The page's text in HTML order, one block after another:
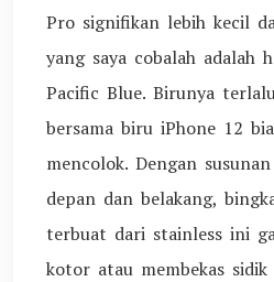
Pro signifikan lebih kecil
yang saya cobalah adalah
Pacific Blue. Birunya
bersama biru iPhone 12
mencolok. Dengan
depan dan belakang,
terbuat dari stainless ini
kotor atau membekas sidik